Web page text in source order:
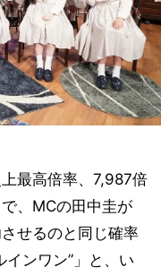
最高倍率、7,987倍
、MCの田中圭が
せるのと同じ確率
インワン”」と、い